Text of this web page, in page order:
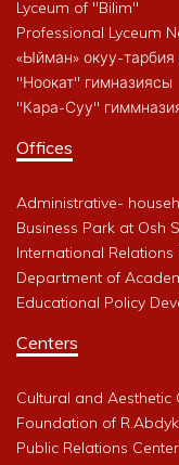
Lyceum of "Bilim"
Professional Lyceum
«Ыйман» окуу-
"Ноокат" гимназиясы
"Кара-Суу"
Offices
Administrative-
Business Park at Osh
International
Department of
Educational Policy
Centers
Cultural and
Foundation of
Public Relations Center